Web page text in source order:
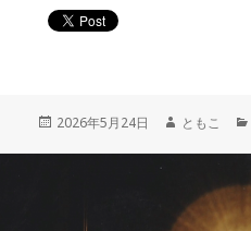
投
2026年5月24日
作
ともこ